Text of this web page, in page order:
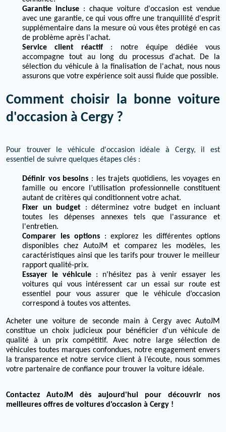
Garantie incluse : chaque voiture d'occasion est vendue
avec une garantie, ce qui vous offre une tranquillité d'esprit
supplémentaire dans la mesure où vous êtes protégé en cas
de problème après l'achat.
Service client réactif : notre équipe dédiée vous
accompagne tout au long du processus d'achat. De la
sélection du véhicule à la finalisation de l'achat, nous nous
assurons que votre expérience soit aussi fluide que possible.
Comment choisir la bonne voiture
d'occasion à Cergy ?
Pour trouver le véhicule d'occasion idéale à Cergy, il est
essentiel de suivre quelques étapes clés :
Définir vos besoins : les trajets quotidiens, les voyages en
famille ou encore l’utilisation professionnelle constituent
autant de critères qui conditionnent votre achat.
Fixer un budget : déterminez votre budget en incluant
toutes les dépenses annexes tels que l'assurance et
l'entretien.
Comparer les options: explorez les différentes options
disponibles chez AutoJM et comparez les modèles, les
caractéristiques ainsi que les tarifs pour trouver le meilleur
rapport qualité-prix.
Essayer le véhicule : n'hésitez pas à venir essayer les
voitures qui vous intéressent car un essai sur route est
essentiel pour vous assurer que le véhicule d’occasion
correspond à toutes vos attentes.
Acheter une voiture de seconde main à Cergy avec AutoJM
constitue un choix judicieux pour bénéficier d'un véhicule de
qualité à un prix compétitif. Avec notre large sélection de
véhicules toutes marques confondues, notre engagement envers
la transparence et notre service client à l’écoute, nous sommes
votre partenaire de confiance pour trouver la voiture idéale.
Contactez AutoJM dès aujourd'hui pour découvrir nos
meilleures offres de voitures d'occasion à Cergy !